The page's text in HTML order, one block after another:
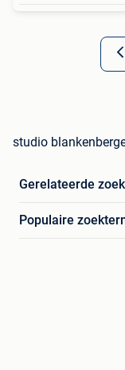
studio
Gerelateerde
Populaire